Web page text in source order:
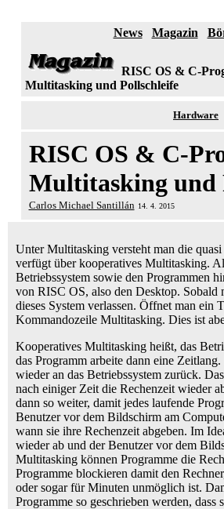
News Magazin
RISC OS & C-
Multitasking und Pollschleife
Hardware
RISC OS & C-
Multitasking und
Carlos Michael Santillán 14. 4. 2015
Unter Multitasking versteht man die
verfügt über kooperatives Multitasking.
Betriebssystem sowie den Programmen
von RISC OS, also den Desktop. Sobald
dieses System verlassen. Öffnet man ein
Kommandozeile Multitasking. Dies ist
Kooperatives Multitasking heißt, das
das Programm arbeite dann eine
wieder an das Betriebssystem zurück.
nach einiger Zeit die Rechenzeit wieder
dann so weiter, damit jedes laufende
Benutzer vor dem Bildschirm am
wann sie ihre Rechenzeit abgeben. Im
wieder ab und der Benutzer vor dem
Multitasking können Programme die
Programme blockieren damit den
oder sogar für Minuten unmöglich ist.
Programme so geschrieben werden, dass